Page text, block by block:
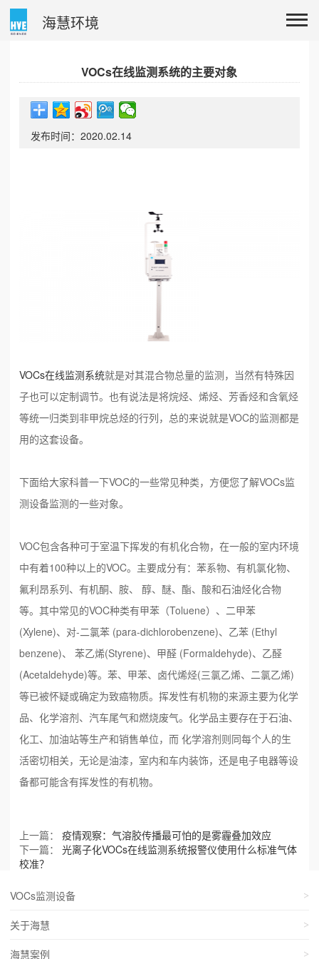
海慧环境
VOCs在线监测系统的主要对象
发布时间：2020.02.14
VOCs在线监测系统就是对其混合物总量的监测，当然有特殊因
子也可以定制调节。也有说法是将烷烃、烯烃、芳香烃和含氧烃
等统一归类到非甲烷总烃的行列，总的来说就是VOC的监测都是
用的这套设备。
下面给大家科普一下VOC的一些常见种类，方便您了解VOCs监
测设备监测的一些对象。
VOC包含各种可于室温下挥发的有机化合物，在一般的室内环境
中有着100种以上的VOC。主要成分有：苯系物、有机氯化物、
氟利昂系列、有机酮、胺、 醇、醚、酯、酸和石油烃化合物
等。其中常见的VOC种类有甲苯（Toluene）、二甲苯
(Xylene)、对-二氯苯 (para-dichlorobenzene)、乙苯 (Ethyl
benzene)、 苯乙烯(Styrene)、甲醛 (Formaldehyde)、乙醛
(Acetaldehyde)等。苯、甲苯、卤代烯烃(三氯乙烯、二氯乙烯)
等已被怀疑或确定为致癌物质。挥发性有机物的来源主要为化学
品、化学溶剂、汽车尾气和燃烧废气。化学品主要存在于石油、
化工、加油站等生产和销售单位，而 化学溶剂则同每个人的生
活密切相关，无论是油漆，室内和车内装饰，还是电子电器等设
备都可能含有挥发性的有机物。
上一篇：疫情观察：气溶胶传播最可怕的是雾霾叠加效应
下一篇：光离子化VOCs在线监测系统报警仪使用什么标准气体
校准？
VOCs监测设备
关于海慧
海慧案例